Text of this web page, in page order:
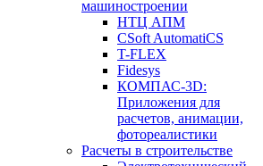
машиностроении
НТЦ АПМ
CSoft AutomatiCS
T-FLEX
Fidesys
КОМПАС-3D:
Приложения для
расчетов, анимации,
фотореалистики
Расчеты в строительстве